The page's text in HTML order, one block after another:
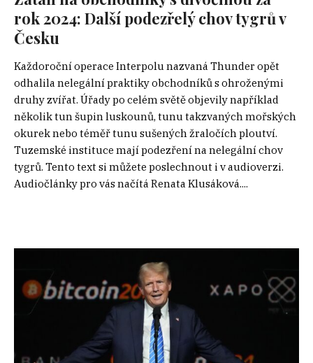
rok 2024: Další podezřelý chov tygrů v
Česku
Každoroční operace Interpolu nazvaná Thunder opět
odhalila nelegální praktiky obchodníků s ohroženými
druhy zvířat. Úřady po celém světě objevily například
několik tun šupin luskounů, tunu takzvaných mořských
okurek nebo téměř tunu sušených žraločích ploutví.
Tuzemské instituce mají podezření na nelegální chov
tygrů. Tento text si můžete poslechnout i v audioverzi.
Audiočlánky pro vás načítá Renata Klusáková....